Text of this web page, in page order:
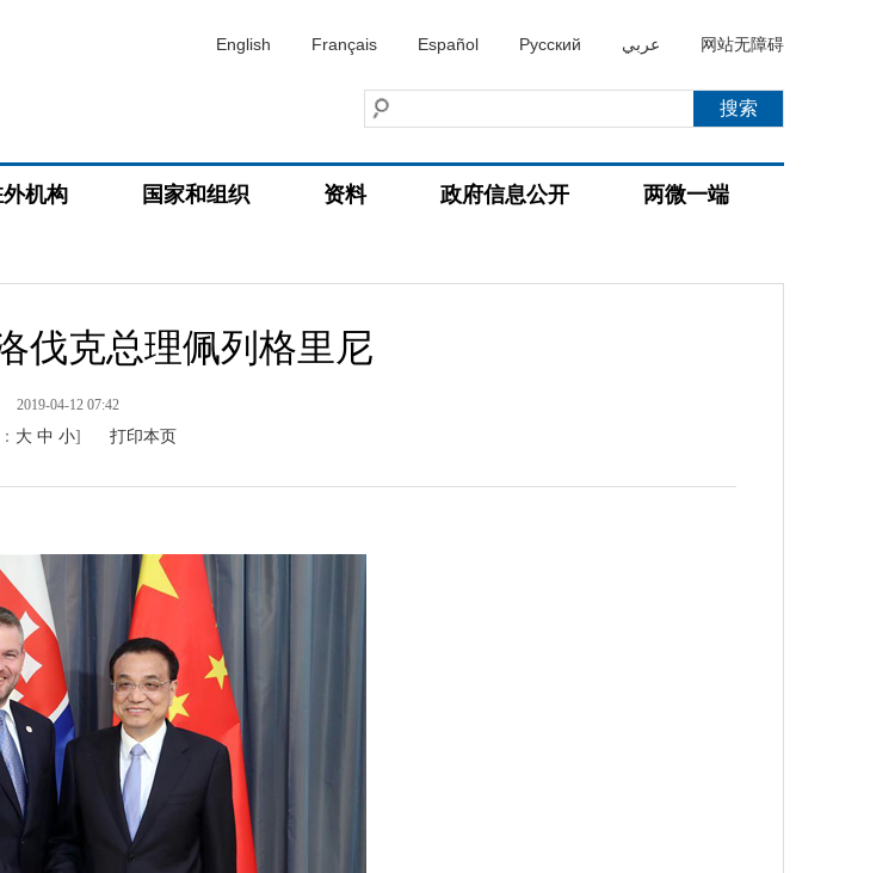
English Français Español Русский عربي 网站无障碍
机构 国家和组织 资料 政府信息公开 两微一端
伐克总理佩列格里尼
2019-04-12 07:42
大 中 小] 打印本页